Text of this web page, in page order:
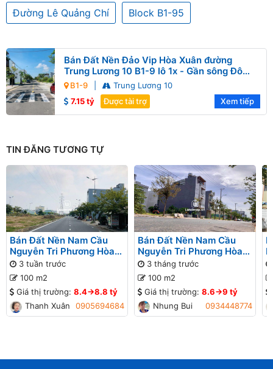
Đường Lê Quảng Chí Block B1-95
Bán Đất Nền Đảo Vip Hòa Xuân đường
Trung Lương 10 B1-9 lô 1x - Gần sông Đô
Tỏa
B1-9
Trung Lương 10
7.15 tỷ
Được tài trợ Xem tiếp
TIN ĐĂNG TƯƠNG TỰ
Bán Đất Nền Nam Cầu
Nguyễn Tri Phương Hòa
Xuân đường 29 Tháng 3
B1-31 lô x - Đường thông
3 tuần trước
100 m2
Giá thị trường: 8.4->8.8 tỷ
Thanh Xuân
0905694684
Bán Đất Nền Nam Cầu
Nguyễn Tri Phương Hòa
Xuân đường Lê Quảng Chí
B1-95 lô 6x - Đường
thông
3 tháng trước
100 m2
Giá thị trường: 8.6->9 tỷ
Nhung Bui
0934448774